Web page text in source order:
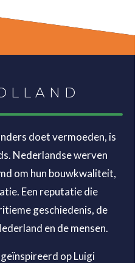
doet vermoeden, is
Nederlandse werven
om hun bouwkwaliteit,
Een reputatie die
geschiedenis, de
en de mensen.
op Luigi